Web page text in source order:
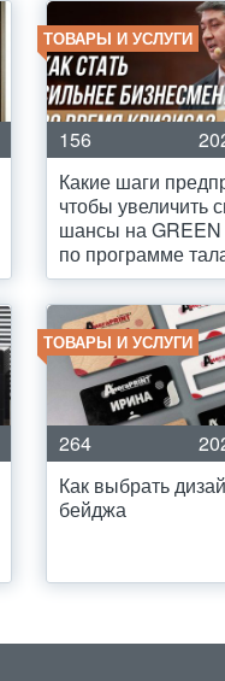
ТОВАРЫ И УСЛУГИ
156
Какие шаги
чтобы увеличить
шансы на
по программе
ТОВАРЫ И УСЛУГИ
264
Как выбрать
бейджа